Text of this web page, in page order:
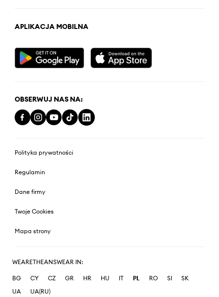
APLIKACJA MOBILNA
OBSERWUJ NAS NA:
Polityka prywatności
Regulamin
Dane firmy
Twoje Cookies
Mapa strony
WEARETHEANSWEAR IN:
BG CY CZ GR HR HU IT PL RO SI
SK
UA
UA(RU)